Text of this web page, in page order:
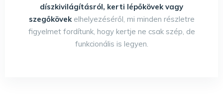
díszkivilágításról, kerti lépőkövek vagy
szegőkövekelhelyezéséről, mi minden részletre
figyelmet fordítunk, hogy kertje ne csak szép, de
funkcionális is legyen.